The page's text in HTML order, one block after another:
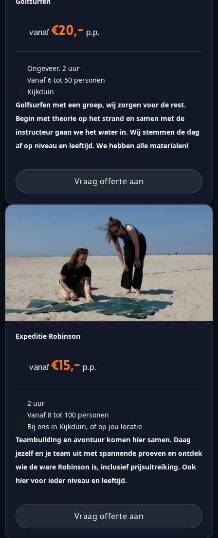
vanaf€20,- p.p.
Ongeveer. 2 uur
Vanaf 6 tot 50 personen
Kijkduin
Golfsurfen met een groep, wij zorgen voor de rest.
Begin met theorie op het strand en samen met de
instructeur gaan we het water in. Wij stemmen de dag
af op niveau en leeftijd. We hebben alle materialen!
Vraag offerte aan
Expeditie Robinson
vanaf€15,- p.p.
2 uur
Vanaf 8 tot 100 personen
Bij ons in Kijkduin, of op jou locatie
Teambuilding en avontuur komen hier samen. Daag
jezelf en je team uit met spannende proeven en ontdek
wie de ware Robinson is, inclusief prijsuitreiking. Ook
hier voor ieder niveau en leeftijd.
Vraag offerte aan